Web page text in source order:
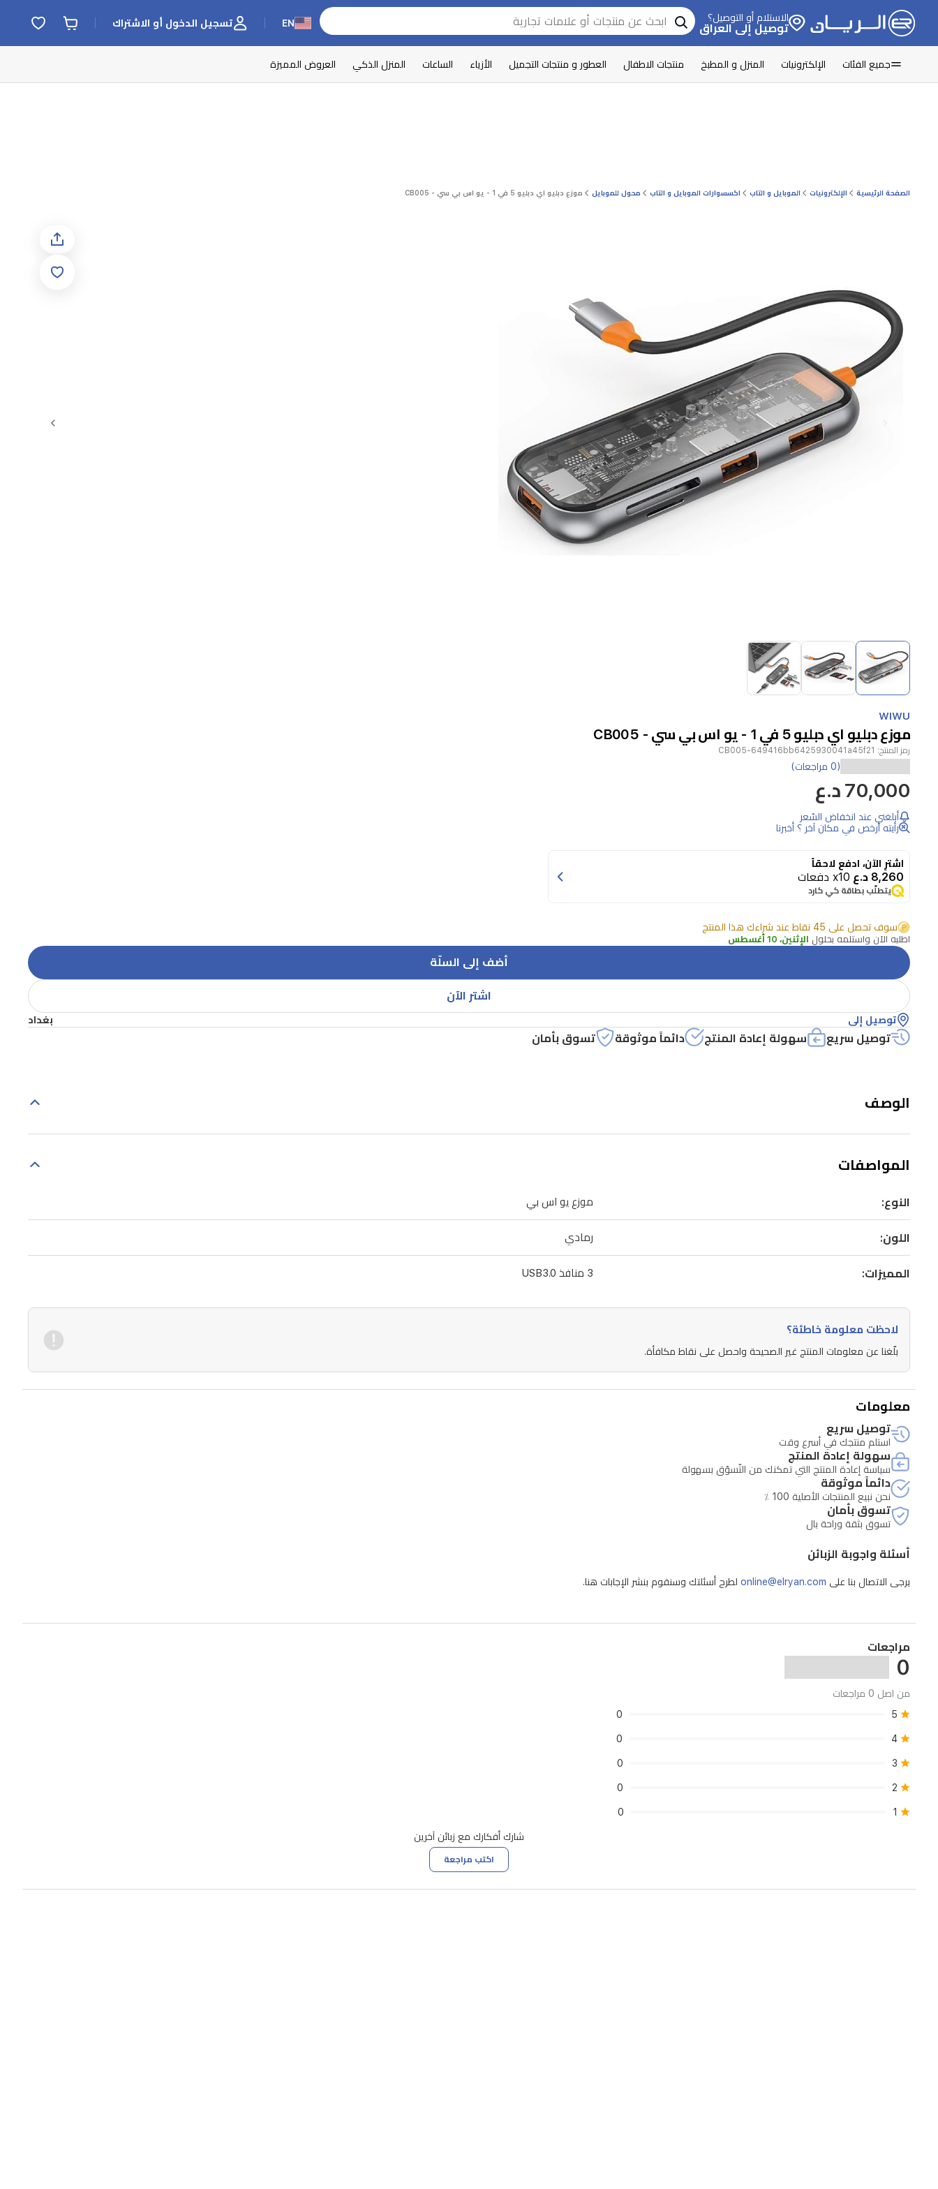
الاستلام أو التوصيل؟
توصيل إلى العراق EN تسجيل الدخول أو الاشتراك
جميع الفئات الإلكترونيات المنزل و المطبخ منتجات الاطفال العطور و منتجات التجميل الأزياء الساعات المنزل الذكي العروض المميزة
الصفحة الرئيسية الإلكترونيات الموبايل و التاب اكسسوارات الموبايل و التاب محول للموبايل موزع دبليو اي دبليو 5 في 1 - يو اس بي سي - CB005
Item
1
of
1
3
WIWU
موزع دبليو اي دبليو 5 في 1 - يو اس بي سي - CB005
رمز المنتج: CB005-649416bb6425930041a45f21
(0 مراجعات)
70,000 د.ع
أبلغني عند انخفاض السّعر
رأيته أرخص في مكان آخر ؟ أخبرنا
اشترِ الآن، ادفع لاحقاً
8,260 د.ع x10 دفعات
يتطلّب بطاقة كي كارد
سوف تحصل على 45 نقاط عند شراءك هذا المنتج
اطلبه الآن واستلمه بحلول الإثنين، 10 أغسطس
أضف إلى السلّة
اشتر الآن
توصيل إلى بغداد
توصيل سريع سهولة إعادة المنتج دائماً موثوقة تسوق بأمان
الوصف
المواصفات
النوع: موزع يو اس بي
اللون: رمادي
المميزات: 3 منافذ USB3.0
لاحظت معلومة خاطئة؟
بلّغنا عن معلومات المنتج غير الصحيحة واحصل على نقاط مكافأة.
معلومات
توصيل سريع
استلم منتجك في أسرع وقت
سهولة إعادة المنتج
سياسة إعادة المنتج التي تمكنك من التّسوّق بسهولة
دائماً موثوقة
نحن نبيع المنتجات الأصلية 100 ٪
تسوق بأمان
تسوق بثقة وراحة بال
أسئلة واجوبة الزبائن
يرجى الاتصال بنا على online@elryan.com لطرح أسئلتك وسنقوم بنشر الإجابات هنا.
مراجعات
0
من اصل 0 مراجعات
5
0
4
0
3
0
2
0
1
0
شارك أفكارك مع زبائن آخرين
اكتب مراجعة